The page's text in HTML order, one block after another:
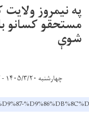
په نیمروز
مستحقو کسانو
شوې
چهارشنبه ۱۴۰۵/۳/۲۰ - ۱۰:۲۲